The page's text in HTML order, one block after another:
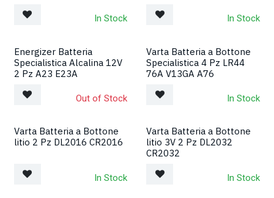
In Stock In Stock
Energizer Batteria
Specialistica Alcalina 12V
2 Pz A23 E23A
Out of Stock
Varta Batteria a Bottone
Specialistica 4 Pz LR44
76A V13GA A76
In Stock
Varta Batteria a Bottone
litio 2 Pz DL2016 CR2016
In Stock
Varta Batteria a Bottone
litio 3V 2 Pz DL2032
CR2032
In Stock